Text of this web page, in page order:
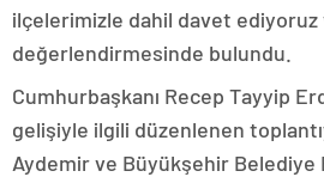
ilçelerimizle dahil davet ediyoruz
değerlendirmesinde bulundu.
Cumhurbaşkanı Recep Tayyip
gelişiyle ilgili düzenlenen
Aydemir ve Büyükşehir Belediye